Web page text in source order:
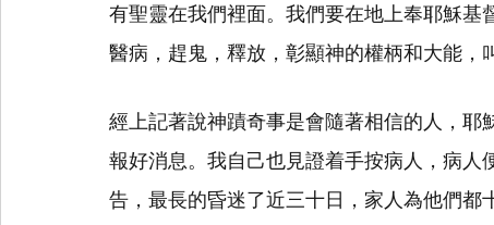
有聖靈在我們裡面。我們要在地上奉耶穌基
醫病，趕鬼，釋放，彰顯神的權柄和大能，
經上記著說神蹟奇事是會隨著相信的人，耶
報好消息。我自己也見證着手按病人，病
告，最長的昏迷了近三十日，家人為他們